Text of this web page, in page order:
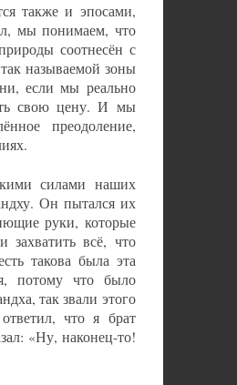
также и эпосами,
мы понимаем, что
соотнесён с
называемой зоны
если мы реально
свою цену. И мы
преодоление,
силами наших
Он пытался их
руки, которые
захватить всё, что
такова была эта
потому что было
так звали этого
что я брат
«Ну, наконец-то!